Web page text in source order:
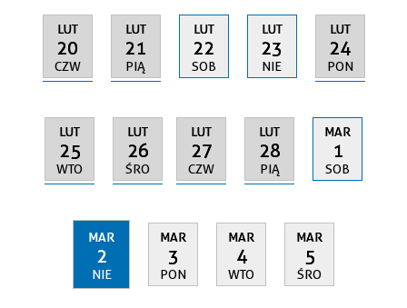
LUT
20
CZW
LUT
21
PIĄ
LUT
22
SOB
LUT
23
NIE
LUT
24
PON
LUT
25
WTO
LUT
26
ŚRO
LUT
27
CZW
LUT
28
PIĄ
MAR
1
SOB
MAR
2
NIE
MAR
3
PON
MAR
4
WTO
MAR
5
ŚRO